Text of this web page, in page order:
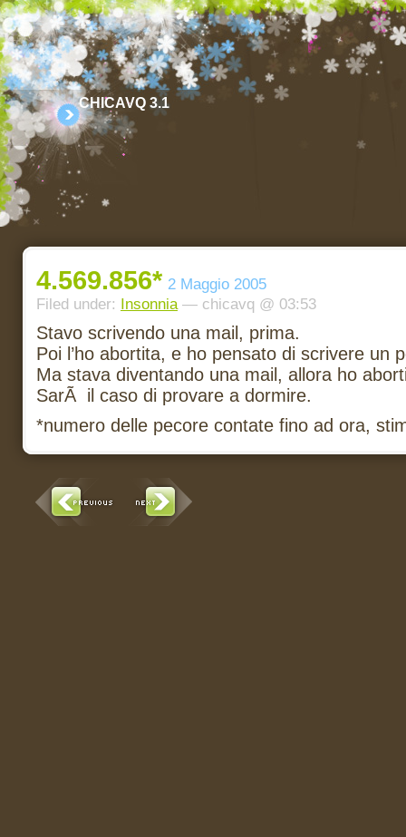
CHICAVQ 3.1
4.569.856* 2 Maggio 2005
Filed under: Insonnia— chicavq @ 03:53
Stavo scrivendo una mail, prima.
Poi l’ho abortita, e ho pensato di scrivere un
Ma stava diventando una mail, allora ho
SarÃ il caso di provare a dormire.
*numero delle pecore contate fino ad ora,